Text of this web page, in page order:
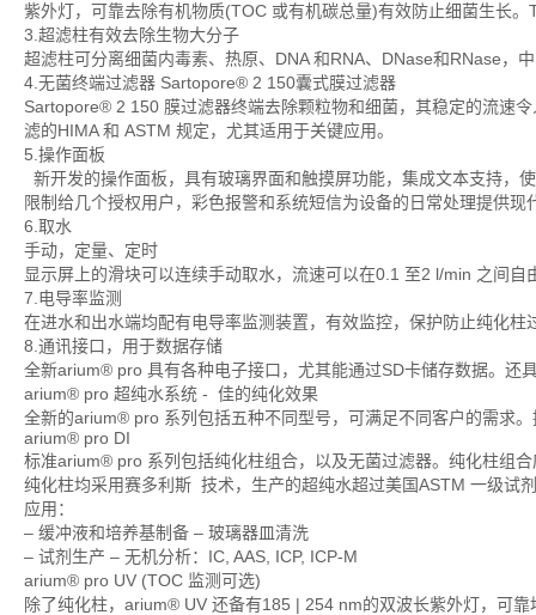
紫外灯，可靠去除有机物质(TOC 或有机碳总量)有效防止细菌生长
3.超滤柱有效去除生物大分子
超滤柱可分离细菌内毒素、热原、DNA 和RNA、DNase和RNase，
4.无菌终端过滤器 Sartopore® 2 150囊式膜过滤器
Sartopore® 2 150 膜过滤器终端去除颗粒物和细菌，其稳定的流速
滤的HIMA 和 ASTM 规定，尤其适用于关键应用。
5.操作面板
新开发的操作面板，具有玻璃界面和触摸屏功能，集成文本支持，
限制给几个授权用户，彩色报警和系统短信为设备的日常处理提供现
6.取水
手动，定量、定时
显示屏上的滑块可以连续手动取水，流速可以在0.1 至2 l/min 之间
7.电导率监测
在进水和出水端均配有电导率监测装置，有效监控，保护防止纯化柱
8.通讯接口，用于数据存储
全新arium® pro 具有各种电子接口，尤其能通过SD卡储存数据。还
arium® pro 超纯水系统 - 佳的纯化效果
全新的arium® pro 系列包括五种不同型号，可满足不同客户的需求
arium® pro DI
标准arium® pro 系列包括纯化柱组合，以及无菌过滤器。纯化柱组
纯化柱均采用赛多利斯 技术，生产的超纯水超过美国ASTM 一级试
应用：
– 缓冲液和培养基制备 – 玻璃器皿清洗
– 试剂生产 – 无机分析：IC, AAS, ICP, ICP-M
arium® pro UV (TOC 监测可选)
除了纯化柱，arium® UV 还备有185 | 254 nm的双波长紫外灯，可